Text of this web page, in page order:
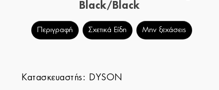
Black/Black
Περιγραφή Σχετικά Είδη Μην ξεχάσεις
Κατασκευαστής: DYSON